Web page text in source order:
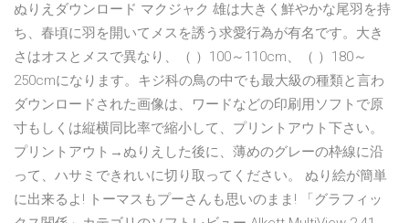
ぬりえダウンロード マクジャク 雄は大きく鮮やかな尾羽を持
ち、春頃に羽を開いてメスを誘う求愛行為が有名です。大き
さはオスとメスで異なり、（ ）100～110cm、（ ）180～
250cmになります。キジ科の鳥の中でも最大級の種類と言わ
ダウンロードされた画像は、ワードなどの印刷用ソフトで原
寸もしくは縦横同比率で縮小して、プリントアウト下さい。
プリントアウト→ぬりえした後に、薄めのグレーの枠線に沿
って、ハサミできれいに切り取ってください。 ぬり絵が簡単
に出来るよ! トーマスもプーさんも思いのまま! 「グラフィッ